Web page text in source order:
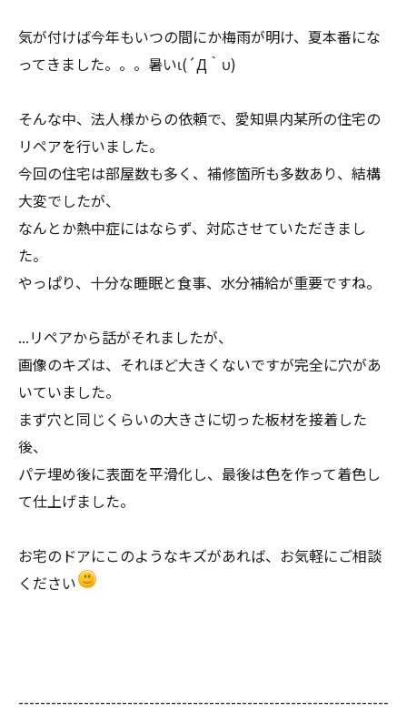
気が付けば今年もいつの間にか梅雨が明け、夏本番にな
ってきました。。。暑いι(´Д｀υ)
そんな中、法人様からの依頼で、愛知県内某所の住宅の
リペアを行いました。
今回の住宅は部屋数も多く、補修箇所も多数あり、結構
大変でしたが、
なんとか熱中症にはならず、対応させていただきまし
た。
やっぱり、十分な睡眠と食事、水分補給が重要ですね。
...リペアから話がそれましたが、
画像のキズは、それほど大きくないですが完全に穴があ
いていました。
まず穴と同じくらいの大きさに切った板材を接着した
後、
パテ埋め後に表面を平滑化し、最後は色を作って着色し
て仕上げました。
お宅のドアにこのようなキズがあれば、お気軽にご相談
ください
--------------------------------------------------------------------